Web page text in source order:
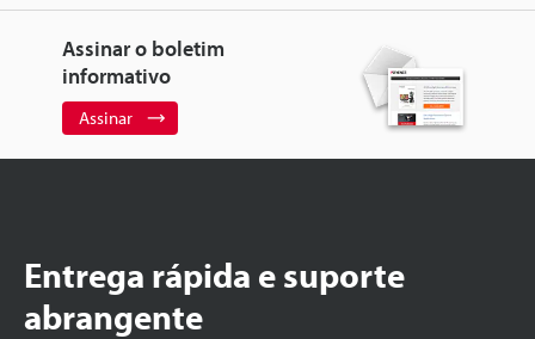
Assinar o boletim
informativo
Assinar
Entrega rápida e suporte
abrangente